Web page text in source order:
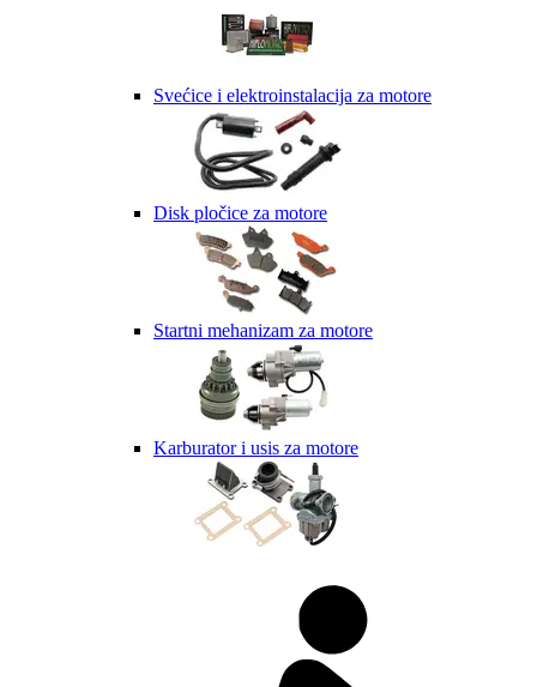
Svećice i elektroinstalacija za motore
Disk pločice za motore
Startni mehanizam za motore
Karburator i usis za motore